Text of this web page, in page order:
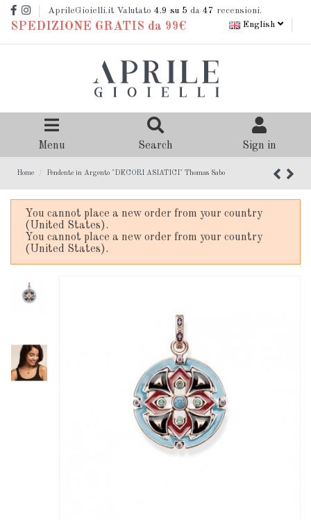
AprileGioielli.it Valutato 4.9 su 5 da 47 recensioni.
SPEDIZIONE GRATIS da 99€ English
Menu Search Sign in
Home Pendente in Argento "DECORI ASIATICI" Thomas Sabo
You cannot place a new order from your country
(United States).
You cannot place a new order from your country
(United States).